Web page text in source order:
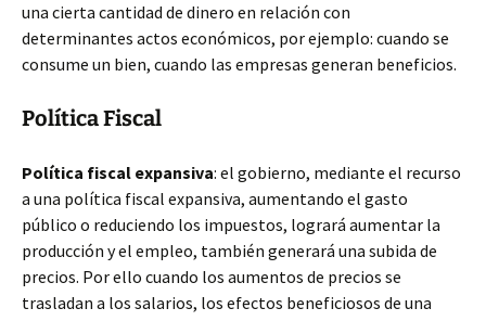
una cierta cantidad de dinero en relación con
determinantes actos económicos, por ejemplo: cuando se
consume un bien, cuando las empresas generan beneficios.
Política Fiscal
Política fiscal expansiva: el gobierno, mediante el recurso
a una política fiscal expansiva, aumentando el gasto
público o reduciendo los impuestos, logrará aumentar la
producción y el empleo, también generará una subida de
precios. Por ello cuando los aumentos de precios se
trasladan a los salarios, los efectos beneficiosos de una